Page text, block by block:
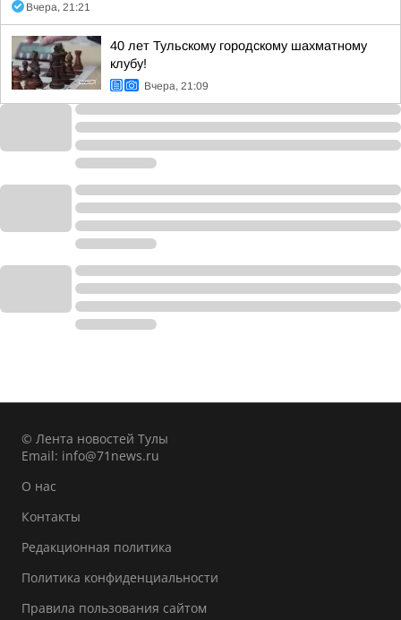
Вчера, 21:21
40 лет Тульскому городскому шахматному
клубу!
Вчера, 21:09
© Лента новостей Тулы
Email: info@71news.ru
О нас
Контакты
Редакционная политика
Политика конфиденциальности
Правила пользования сайтом